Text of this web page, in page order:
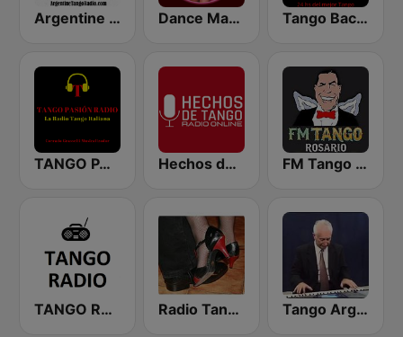
Argentine Tango Radio Dance Machine Tango Bacan
TANGO PASION RADIO Hechos de Tango Radio Online FM Tango Rosario
TANGO RADIO Radio Tango-Velours Tango Argentino - Raul Monti